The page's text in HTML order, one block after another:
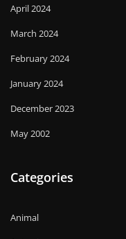
April 2024
March 2024
February 2024
January 2024
December 2023
May 2002
Categories
Animal